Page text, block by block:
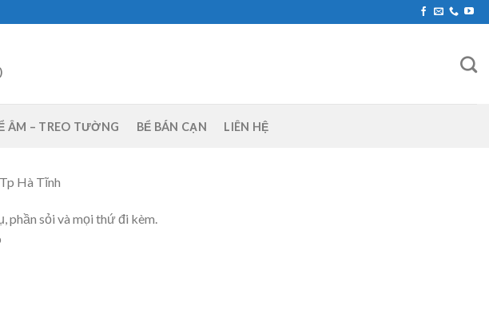
ÂM – TREO TƯỜNG BỂ BÁN CẠN LIÊN HỆ
Hà Tĩnh
phần sỏi và mọi thứ đi kèm.